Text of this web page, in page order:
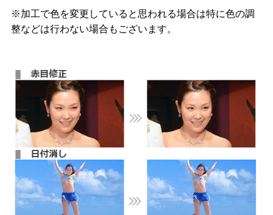
※加工で色を変更していると思われる場合は特に色の調
整などは行わない場合もございます。